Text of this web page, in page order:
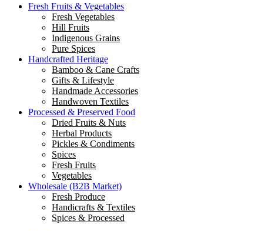
Fresh Fruits & Vegetables
Fresh Vegetables
Hill Fruits
Indigenous Grains
Pure Spices
Handcrafted Heritage
Bamboo & Cane Crafts
Gifts & Lifestyle
Handmade Accessories
Handwoven Textiles
Processed & Preserved Food
Dried Fruits & Nuts
Herbal Products
Pickles & Condiments
Spices
Fresh Fruits
Vegetables
Wholesale (B2B Market)
Fresh Produce
Handicrafts & Textiles
Spices & Processed